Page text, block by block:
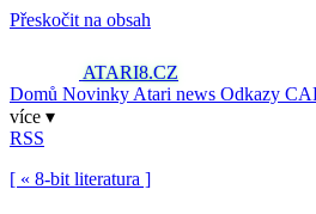
Přeskočit na obsah
ATARI8.CZ
Domů Novinky Atari news Odkazy
více ▾
RSS
[ « 8-bit literatura ]